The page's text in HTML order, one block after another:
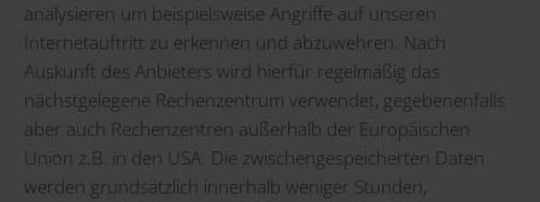
analysieren um beispielsweise Angriffe auf unseren
Internetauftritt zu erkennen und abzuwehren. Nach
Auskunft des Anbieters wird hierfür regelmäßig das
nächstgelegene Rechenzentrum verwendet, gegebenenfalls
aber auch Rechenzentren außerhalb der Europäischen
Union z.B. in den USA. Die zwischengespeicherten Daten
werden grundsätzlich innerhalb weniger Stunden,